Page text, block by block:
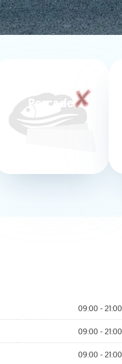
Pescaderia
09:00 - 21:00
09:00 - 21:00
09:00 - 21:00